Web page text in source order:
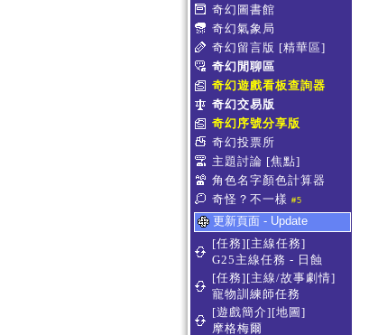
奇幻圖書館
奇幻氣象局
奇幻留言版 [精華區]
奇幻閒聊區
奇幻遊戲看板查詢器
奇幻交易版
奇幻序號分享版
奇幻投票所
主題討論 [焦點]
角色名字顏色計算器
奇怪？不一樣 #5
更新頁面 - Update
[任務][主線任務]
G25主線任務 - 日蝕
[任務][主線/故事劇情]
寵物訓練師任務
[遊戲簡介][地圖]
摩格梅爾